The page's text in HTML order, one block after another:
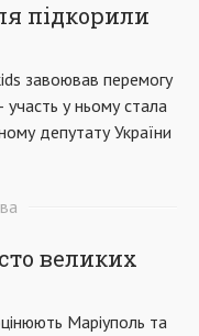
підкорили
завоював перемогу
у ньому стала
депутату України
великих
Маріуполь та